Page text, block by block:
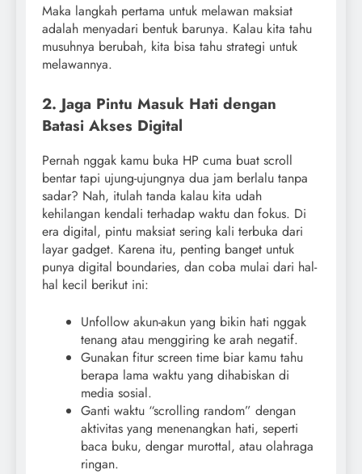
Maka langkah pertama untuk melawan maksiat
adalah menyadari bentuk barunya. Kalau kita tahu
musuhnya berubah, kita bisa tahu strategi untuk
melawannya.
2. Jaga Pintu Masuk Hati dengan
Batasi Akses Digital
Pernah nggak kamu buka HP cuma buat scroll
bentar tapi ujung-ujungnya dua jam berlalu tanpa
sadar? Nah, itulah tanda kalau kita udah
kehilangan kendali terhadap waktu dan fokus. Di
era digital, pintu maksiat sering kali terbuka dari
layar gadget. Karena itu, penting banget untuk
punya digital boundaries, dan coba mulai dari hal-
hal kecil berikut ini:
Unfollow akun-akun yang bikin hati nggak
tenang atau menggiring ke arah negatif.
Gunakan fitur screen time biar kamu tahu
berapa lama waktu yang dihabiskan di
media sosial.
Ganti waktu “scrolling random” dengan
aktivitas yang menenangkan hati, seperti
baca buku, dengar murottal, atau olahraga
ringan.